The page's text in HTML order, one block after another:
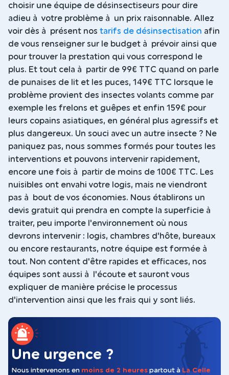
choisir une équipe de désinsectiseurs pour dire
adieu à votre problème à un prix raisonnable. Allez
voir dès à présent nos tarifs de désinsectisation afin
de vous renseigner sur le budget à prévoir ainsi que
pour trouver la prestation qui vous correspond le
plus. Et tout cela à partir de 99€ TTC quand on parle
de punaises de lit et les puces, 149€ TTC lorsque le
problème provient des insectes volants comme par
exemple les frelons et guêpes et enfin 159€ pour
leurs copains asiatiques, en général plus agressifs et
plus dangereux. Un souci avec un autre insecte ? Ne
paniquez pas, nous sommes formés pour toutes les
interventions et pouvons intervenir rapidement,
encore une fois à partir de moins de 100€ TTC. Les
nuisibles ont envahi votre logis, mais ne viendront
pas à bout de vos économies. Nous établirons un
devis gratuit qui prendra en compte la superficie à
traiter, peu importe l'environnement où nous
devrons intervenir : logis, chambres d'hôte, bureaux
ou encore restaurants, notre équipe est formée à
tout. Non content d'être rapides et efficaces, nos
équipes sont aussi à l'écoute et sauront vous
expliquer de manière précise le processus
d'intervention ainsi que les frais qui y sont liés.
Une urgence ?
Nous intervenons en moins de 2 heures partout à La Celle